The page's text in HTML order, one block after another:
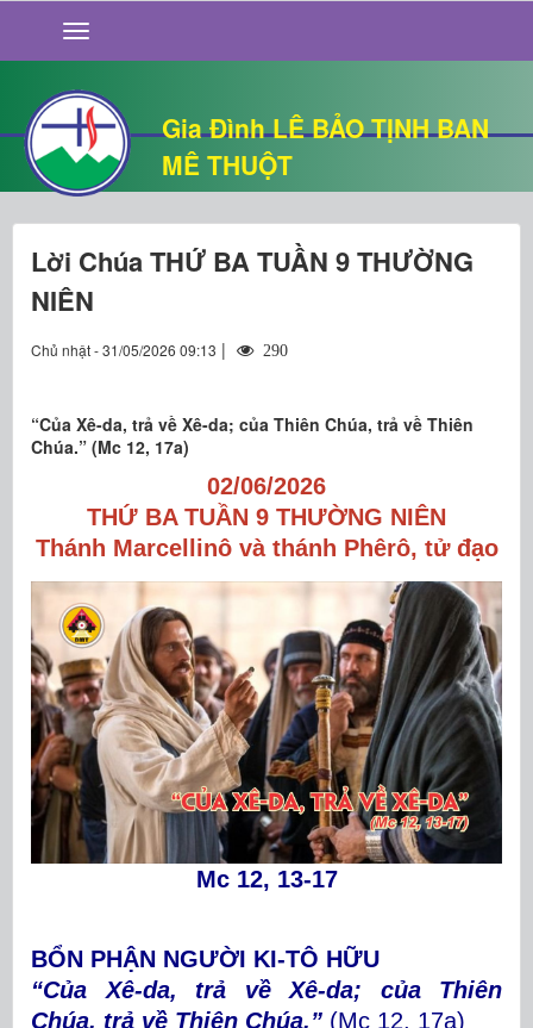
Gia Đình LÊ BẢO TỊNH BAN
MÊ THUỘT
GIỚI THIỆU
TIN TỨC
SỐNG ĐẠO
CHUYỆN NHÀ
QUÁN VĂN
THƯ GIÃN
Lời Chúa THỨ BA TUẦN 9 THƯỜNG
NIÊN
Chủ nhật - 31/05/2026 09:13 | 290
“Của Xê-da, trả về Xê-da; của Thiên Chúa, trả về Thiên
Chúa.” (Mc 12, 17a)
02/06/2026
THỨ BA TUẦN 9 THƯỜNG NIÊN
Thánh Marcellinôvà thánh Phêrô, tử đạo
Mc 12, 13-17
BỔN PHẬN NGƯỜI KI-TÔ HỮU
“Của Xê-da, trả về Xê-da; của Thiên
Chúa, trả về Thiên Chúa.” (Mc 12, 17a)